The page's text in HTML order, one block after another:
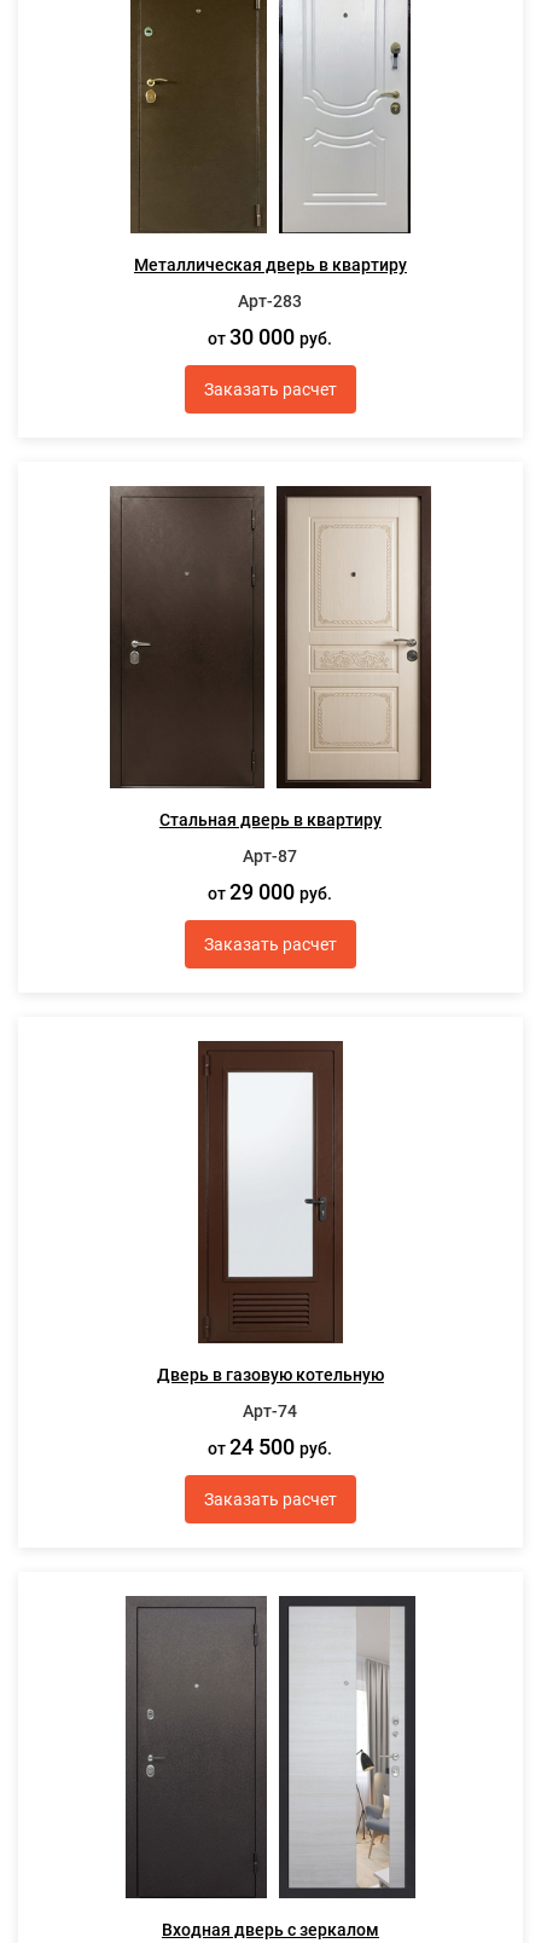
Металлическая дверь в квартиру
Арт-283
от30 000руб.
Заказать расчет
Стальная дверь в квартиру
Арт-87
от29 000руб.
Заказать расчет
Дверь в газовую котельную
Арт-74
от24 500руб.
Заказать расчет
Входная дверь с зеркалом